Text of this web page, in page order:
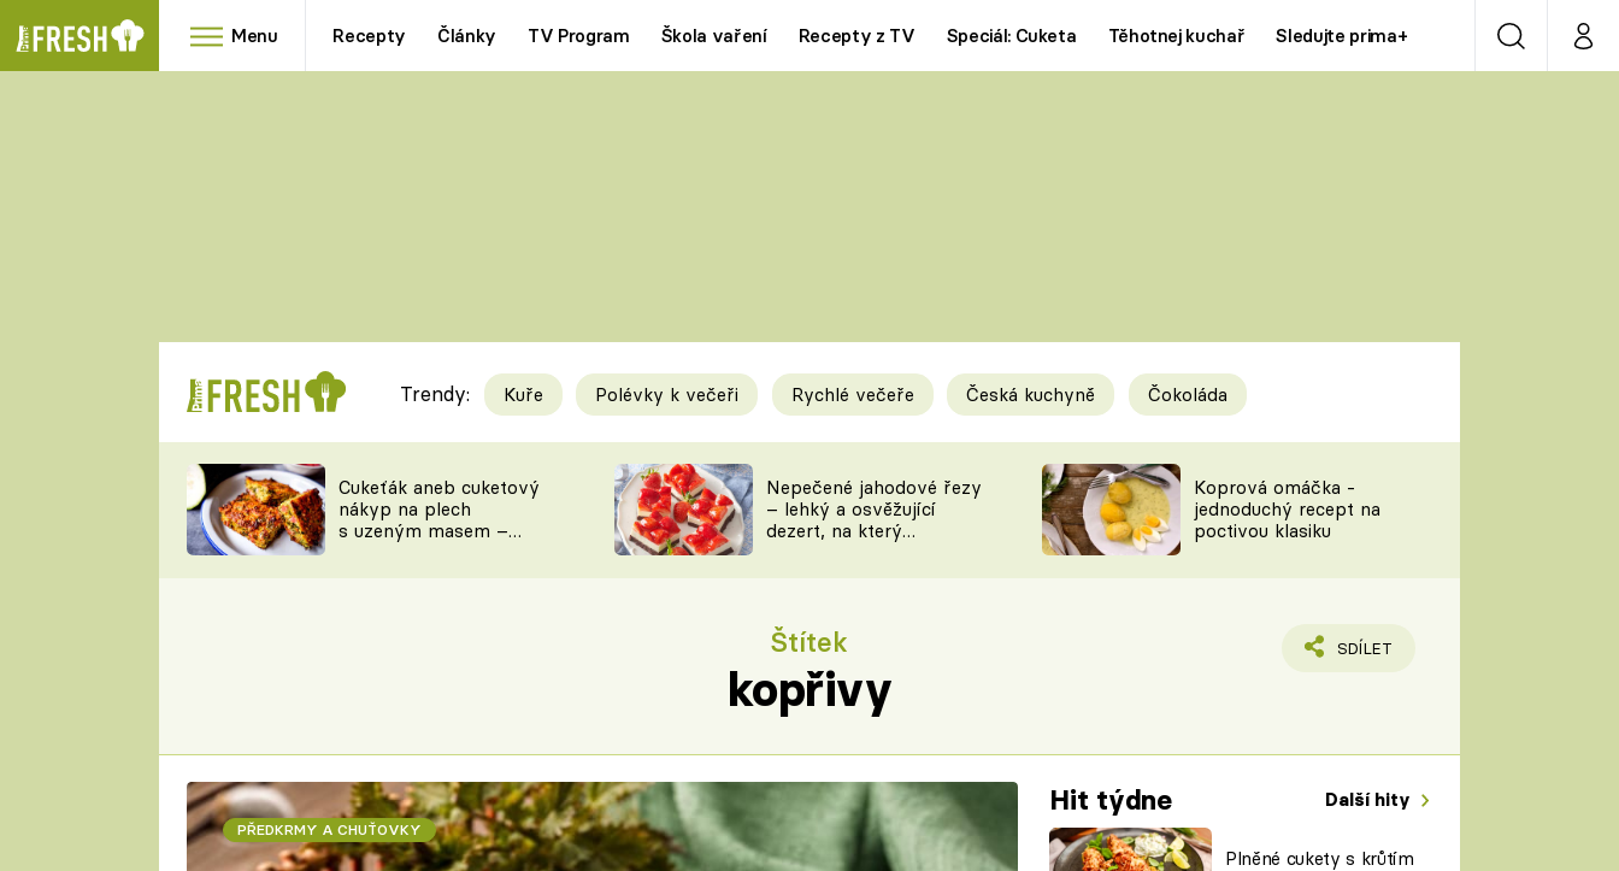
Menu Recepty Články TV Program Škola vaření Recepty z TV Speciál: Cuketa Těhotnej kuchař Sledujte prima+ VyhledáváníMůj
RYCHLOVKY
Videorecepty
TEĎ VAŘÍ ŠÉF!
Tipy a triky
KAM ZA JÍDLEM
NA NÁKUPECH
Novinky
ŠÉFREDAKTORKY
Prima LAJK
Sledujte nás
Trendy: Kuře Polévky k večeři Rychlé večeře Česká kuchyně Čokoláda
Cukeťák aneb cuketový
nákyp na plech
s uzeným masem –
Nepečené jahodové řezy
– lehký a osvěžující
dezert, na který
Koprová omáčka -
jednoduchý recept na
poctivou klasiku
Štítek
kopřivy
SDÍLET
Hit týdne Další hity
Plněné cukety s krůtím
PŘEDKRMY A CHUŤOVKY